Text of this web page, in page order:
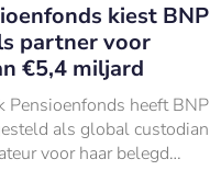
kiest BNP
partner voor
€5,4 miljard
Pensioenfonds heeft BNP
als global custodian
voor haar belegd
€5,4 miljard.